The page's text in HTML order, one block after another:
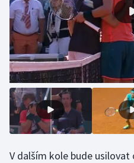
Plavání
Plážový volejbal
Ragby
Rychlobruslení
Rychlostní kanoistika
Short track
V dalším kole bude